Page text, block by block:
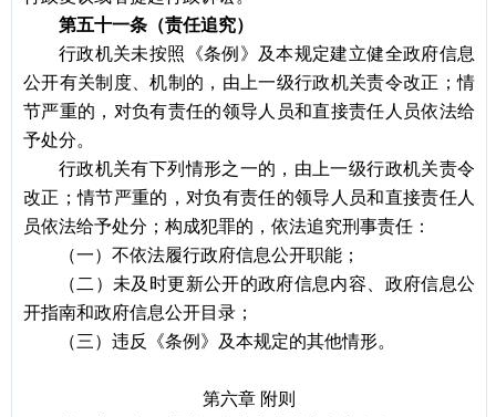
第五十一条（责任追究）
行政机关未按照《条例》及本规定建立健全政府信息
公开有关制度、机制的，由上一级行政机关责令改正；情
节严重的，对负有责任的领导人员和直接责任人员依法给
予处分。
行政机关有下列情形之一的，由上一级行政机关责令
改正；情节严重的，对负有责任的领导人员和直接责任人
员依法给予处分；构成犯罪的，依法追究刑事责任：
（一）不依法履行政府信息公开职能；
（二）未及时更新公开的政府信息内容、政府信息公
开指南和政府信息公开目录；
（三）违反《条例》及本规定的其他情形。
第六章 附则